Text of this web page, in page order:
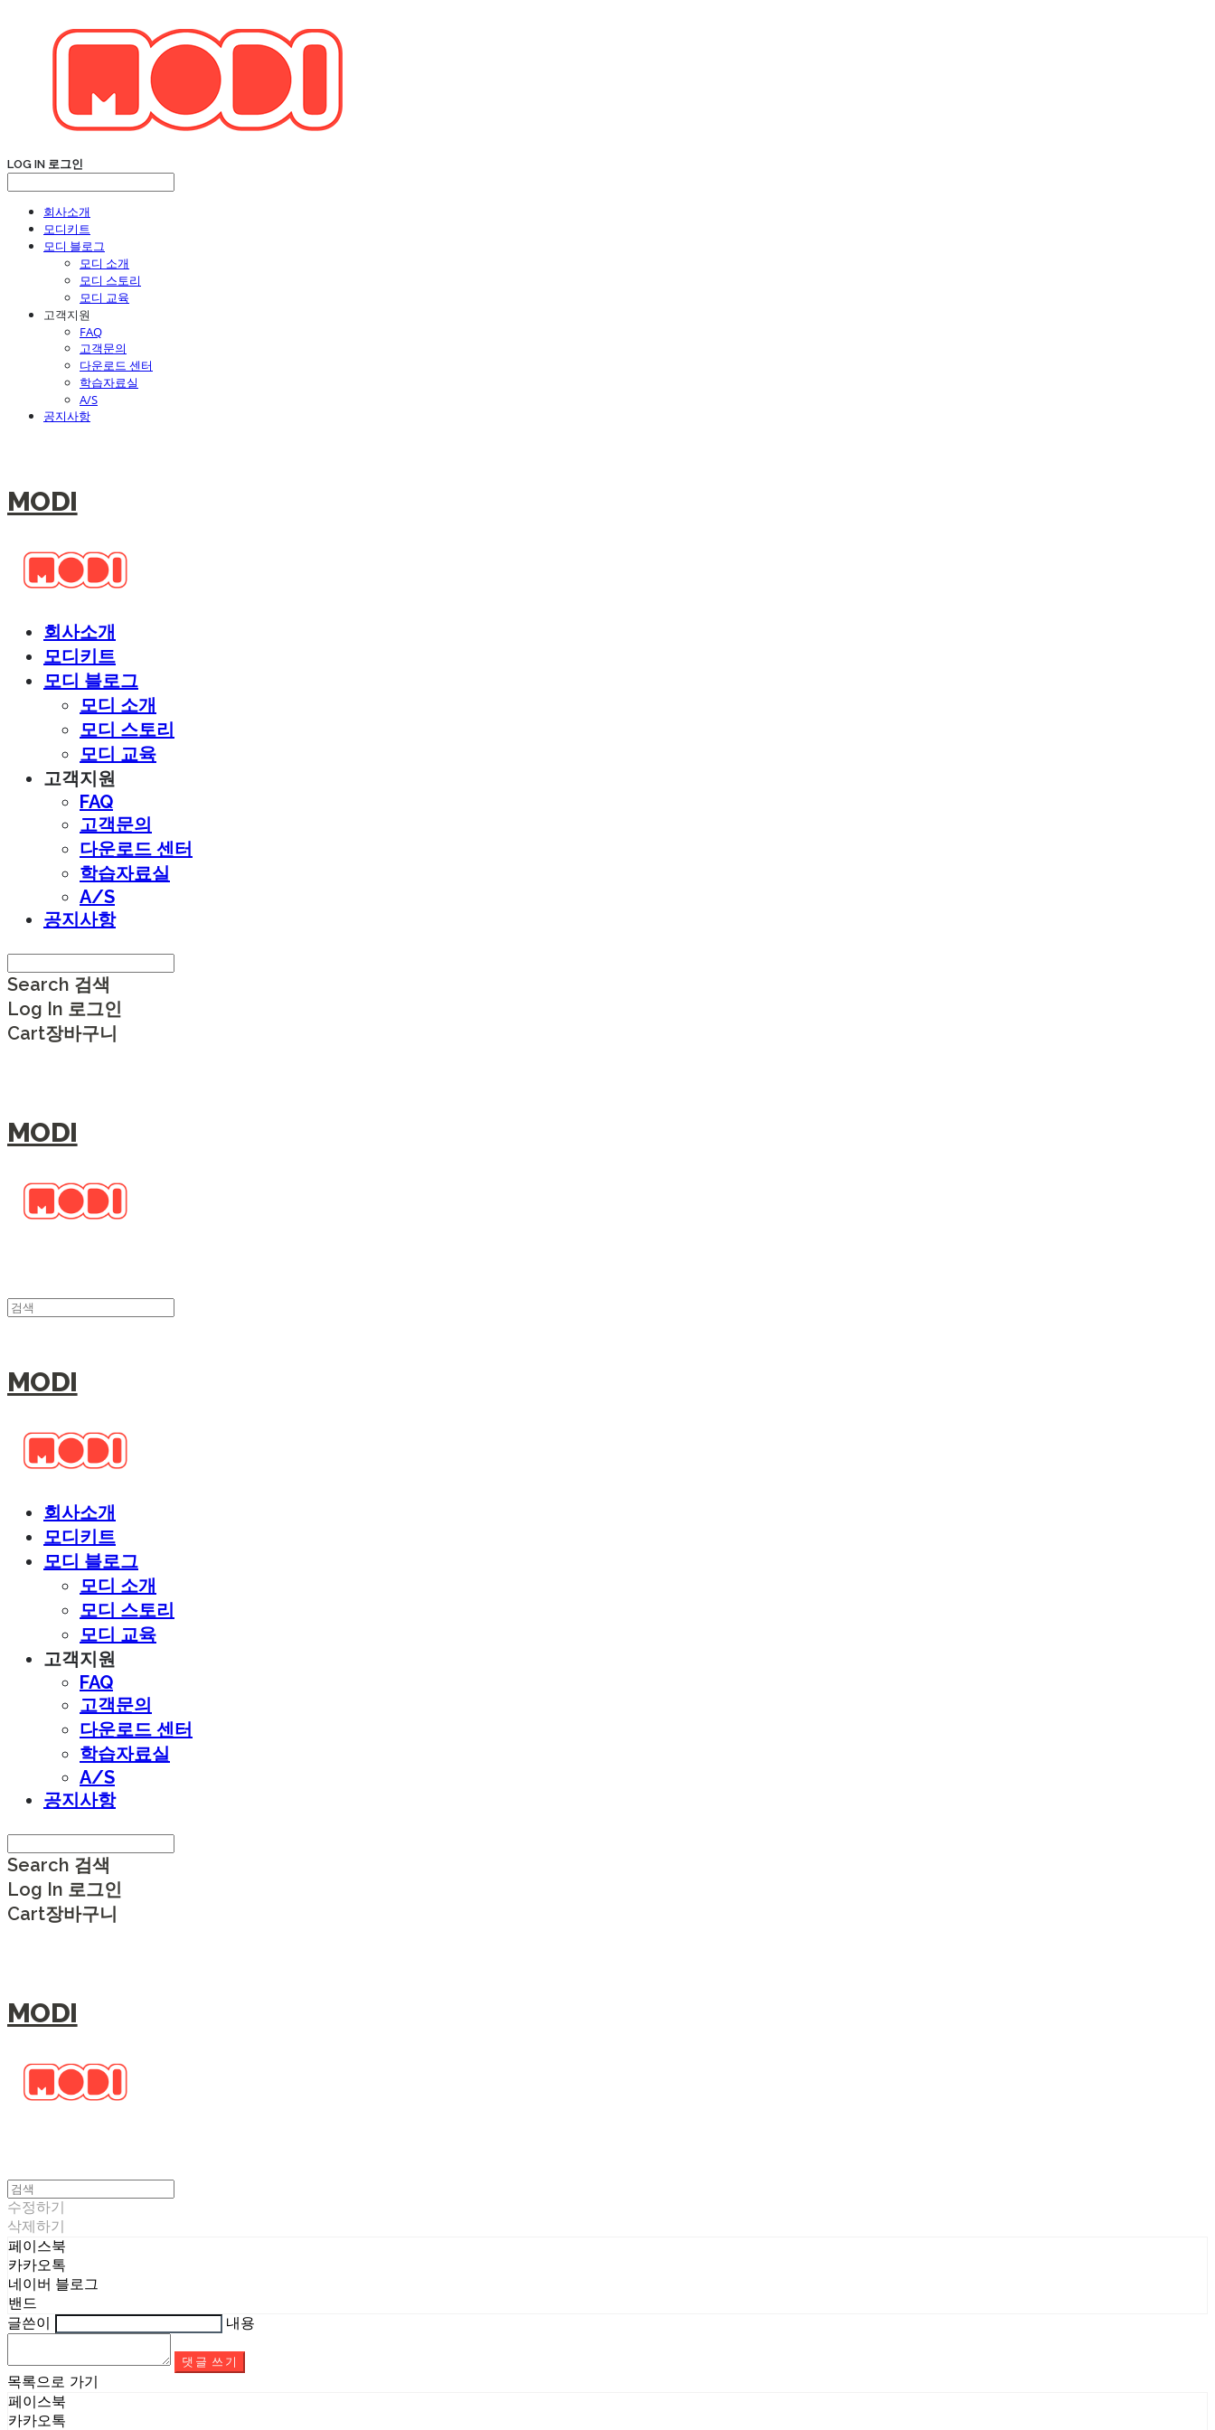
LOG IN 로그인
회사소개
모디키트
모디 블로그
모디 소개
모디 스토리
모디 교육
고객지원
FAQ
고객문의
다운로드 센터
학습자료실
A/S
공지사항
MODI
회사소개
모디키트
모디 블로그
모디 소개
모디 스토리
모디 교육
고객지원
FAQ
고객문의
다운로드 센터
학습자료실
A/S
공지사항
Search 검색
Log In 로그인
Cart장바구니
MODI
MODI
회사소개
모디키트
모디 블로그
모디 소개
모디 스토리
모디 교육
고객지원
FAQ
고객문의
다운로드 센터
학습자료실
A/S
공지사항
Search 검색
Log In 로그인
Cart장바구니
MODI
수정하기
삭제하기
페이스북
카카오톡
네이버 블로그
밴드
글쓴이 내용
댓글 쓰기
목록으로 가기
페이스북
카카오톡